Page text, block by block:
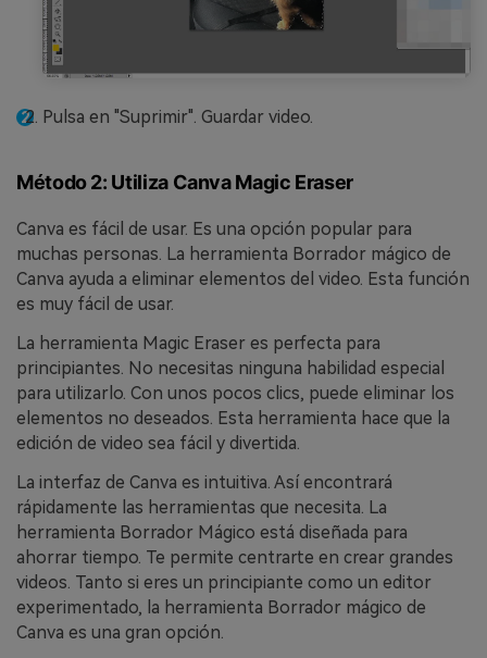
Pulsa en "Suprimir". Guardar video.
Método 2: Utiliza Canva Magic Eraser
Canva es fácil de usar. Es una opción popular para
muchas personas. La herramienta Borrador mágico de
Canva ayuda a eliminar elementos del video. Esta función
es muy fácil de usar.
La herramienta Magic Eraser es perfecta para
principiantes. No necesitas ninguna habilidad especial
para utilizarlo. Con unos pocos clics, puede eliminar los
elementos no deseados. Esta herramienta hace que la
edición de video sea fácil y divertida.
La interfaz de Canva es intuitiva. Así encontrará
rápidamente las herramientas que necesita. La
herramienta Borrador Mágico está diseñada para
ahorrar tiempo. Te permite centrarte en crear grandes
videos. Tanto si eres un principiante como un editor
experimentado, la herramienta Borrador mágico de
Canva es una gran opción.